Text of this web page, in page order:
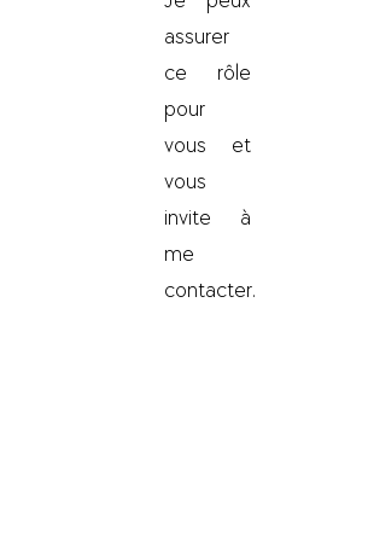
assurer
ce rôle
pour
vous et
vous
invite à
me
contacter.